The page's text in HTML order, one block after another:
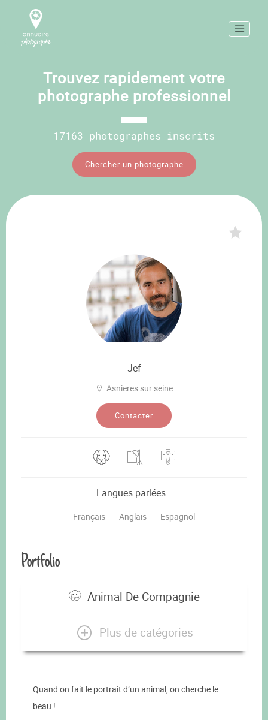
Trouvez rapidement votre
photographe professionnel
17163 photographes inscrits
Chercher un photographe
Jef
Asnieres sur seine
Contacter
Langues parlées
Français Anglais Espagnol
Portfolio
Animal De Compagnie
Plus de catégories
Quand on fait le portrait d’un animal, on cherche le
beau !